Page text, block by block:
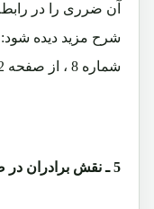
آن ضرری را در
شماره 8 ، از صفحه 112 تا 113 )
5 ـ نقش برادران در صدمه برشهرت او: